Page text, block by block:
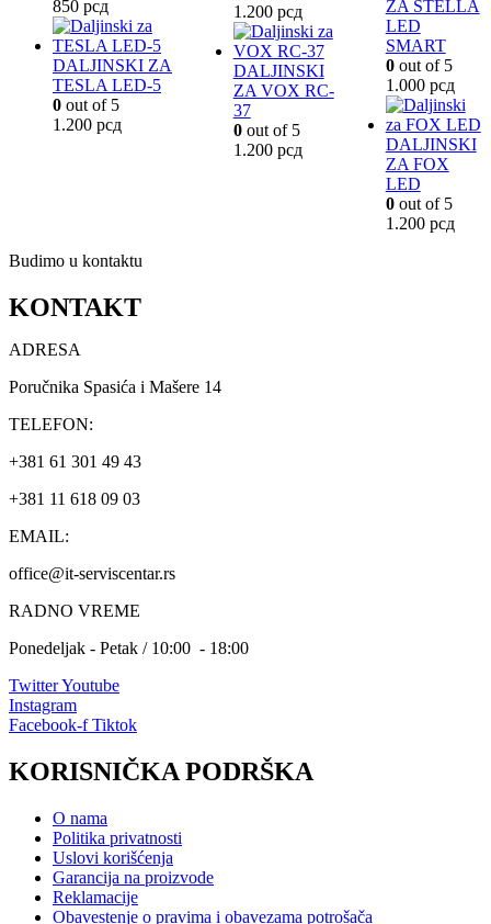
850 рсд
DALJINSKI ZA
TESLA LED-5
0 out of 5
1.200 рсд
1.200 рсд
DALJINSKI
ZA VOX RC-
37
0out of 5
1.200 рсд
ZA STELLA
LED
SMART
0out of 5
1.000 рсд
DALJINSKI
ZA FOX
LED
0out of 5
1.200 рсд
Budimo u kontaktu
KONTAKT
ADRESA
Poručnika Spasića i Mašere 14
TELEFON:
+381 61 301 49 43
+381 11 618 09 03
EMAIL:
office@it-serviscentar.rs
RADNO VREME
Ponedeljak - Petak / 10:00 - 18:00
TwitterYoutube
Instagram
Facebook-f Tiktok
KORISNIČKA PODRŠKA
O nama
Politika privatnosti
Uslovi korišćenja
Garancija na proizvode
Reklamacije
Obavestenje o pravima i obavezama potrošača